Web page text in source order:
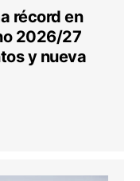
récord en
2026/27
y nueva